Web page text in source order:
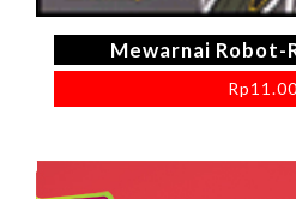
Mewarnai Robot-
Rp